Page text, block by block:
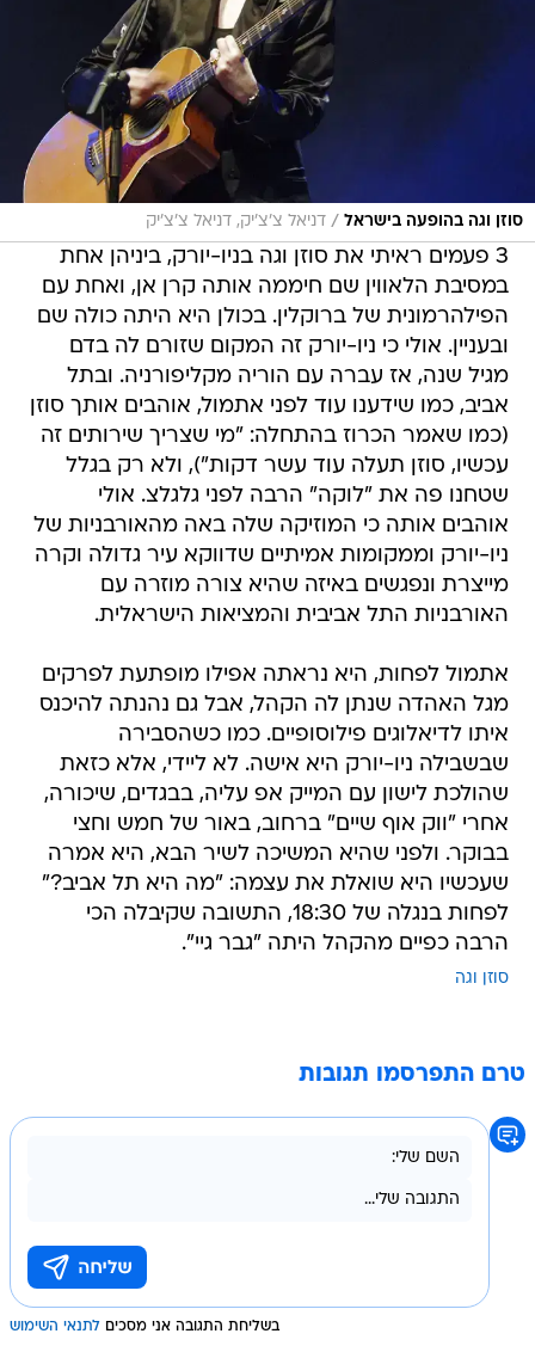
סוזן וגה בהופעה בישראל / דניאל צ'צ'יק, דניאל צ'צ'יק
3 פעמים ראיתי את סוזן וגה בניו-יורק, ביניהן אחת
במסיבת הלאווין שם חיממה אותה קרן אן, ואחת עם
הפילהרמונית של ברוקלין. בכולן היא היתה כולה שם
ובעניין. אולי כי ניו-יורק זה המקום שזורם לה בדם
מגיל שנה, אז עברה עם הוריה מקליפורניה. ובתל
אביב, כמו שידענו עוד לפני אתמול, אוהבים אותך סוזן
(כמו שאמר הכרוז בהתחלה: "מי שצריך שירותים זה
עכשיו, סוזן תעלה עוד עשר דקות"), ולא רק בגלל
שטחנו פה את "לוקה" הרבה לפני גלגלצ. אולי
אוהבים אותה כי המוזיקה שלה באה מהאורבניות של
ניו-יורק וממקומות אמיתיים שדווקא עיר גדולה וקרה
מייצרת ונפגשים באיזה שהיא צורה מוזרה עם
האורבניות התל אביבית והמציאות הישראלית.
אתמול לפחות, היא נראתה אפילו מופתעת לפרקים
מגל האהדה שנתן לה הקהל, אבל גם נהנתה להיכנס
איתו לדיאלוגים פילוסופיים. כמו כשהסבירה
שבשבילה ניו-יורק היא אישה. לא ליידי, אלא כזאת
שהולכת לישון עם המייק אפ עליה, בבגדים, שיכורה,
אחרי "ווק אוף שיים" ברחוב, באור של חמש וחצי
בבוקר. ולפני שהיא המשיכה לשיר הבא, היא אמרה
שעכשיו היא שואלת את עצמה: "מה היא תל אביב?"
לפחות בנגלה של 18:30, התשובה שקיבלה הכי
הרבה כפיים מהקהל היתה "גבר גיי".
סוזן וגה
טרם התפרסמו תגובות
בשליחת התגובה אני מסכים לתנאי השימוש